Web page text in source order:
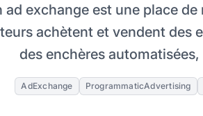
ad exchange est une place
achètent et vendent des
des enchères
AdExchange ProgrammaticAdvertising